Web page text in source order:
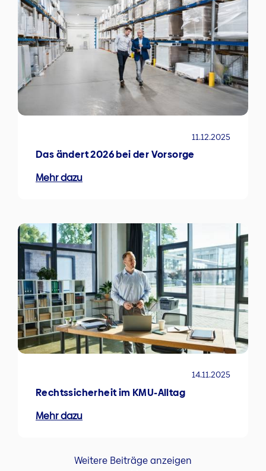
11.12.2025
Das ändert 2026 bei der Vorsorge
Mehr dazu
14.11.2025
Rechtssicherheit im KMU-Alltag
Mehr dazu
Weitere Beiträge anzeigen